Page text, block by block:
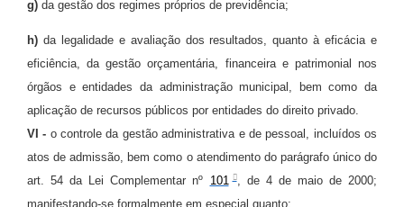
g) da gestão dos regimes próprios de previdência;
h) da legalidade e avaliação dos resultados, quanto à eficácia e
eficiência, da gestão orçamentária, financeira e patrimonial nos
órgãos e entidades da administração municipal, bem como da
aplicação de recursos públicos por entidades do direito privado.
VI - o controle da gestão administrativa e de pessoal, incluídos os
atos de admissão, bem como o atendimento do parágrafo único do
art. 54 da Lei Complementar nº 101
, de 4 de maio de 2000;
manifestando-se formalmente em especial quanto: